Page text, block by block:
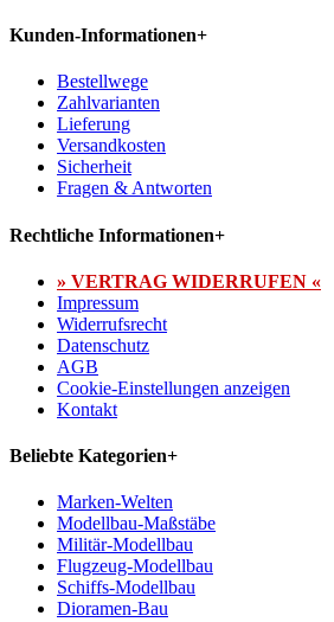
Kunden-Informationen+
Bestellwege
Zahlvarianten
Lieferung
Versandkosten
Sicherheit
Fragen & Antworten
Rechtliche Informationen+
» VERTRAG WIDERRUFEN «
Impressum
Widerrufsrecht
Datenschutz
AGB
Cookie-Einstellungen anzeigen
Kontakt
Beliebte Kategorien+
Marken-Welten
Modellbau-Maßstäbe
Militär-Modellbau
Flugzeug-Modellbau
Schiffs-Modellbau
Dioramen-Bau